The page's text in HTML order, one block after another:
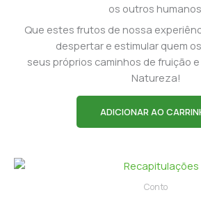
os outros humanos.
Que estes frutos de nossa
despertar e estimular quem
seus próprios caminhos de fruição
Natureza!
ADICIONAR AO
Conto